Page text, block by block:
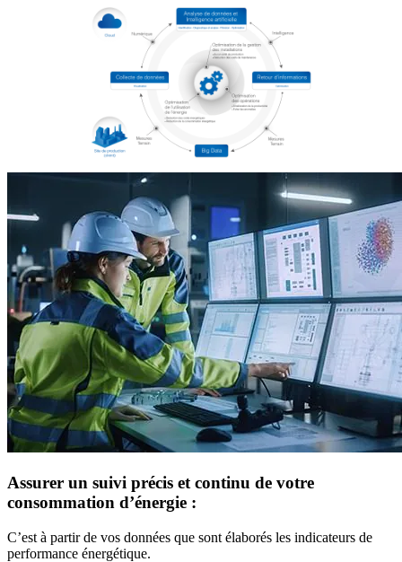
Assurer un suivi précis et continu de votre
consommation d’énergie :
C’est à partir de vos données que sont élaborés les indicateurs de
performance énergétique.